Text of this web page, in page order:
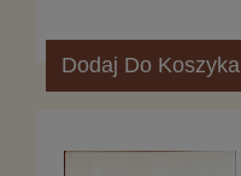
Dodaj Do Koszyka